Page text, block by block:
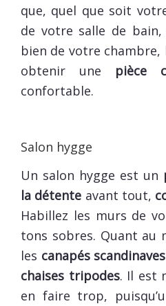
que, quel que soit
de votre salle de
bien de votre chambre,
obtenir une pièce
confortable.
Salon hygge
Un salon hygge est un
la détente avant tout,
Habillez les murs de
tons sobres. Quant au
les canapés scandinaves
chaises tripodes. Il est
en faire trop,